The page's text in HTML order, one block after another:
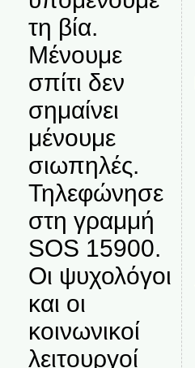
τη βία.
Μένουμε
σπίτι δεν
σημαίνει
μένουμε
σιωπηλές.
Τηλεφώνησε
στη γραμμή
SOS 15900.
Οι ψυχολόγοι
και οι
κοινωνικοί
λειτουργοί